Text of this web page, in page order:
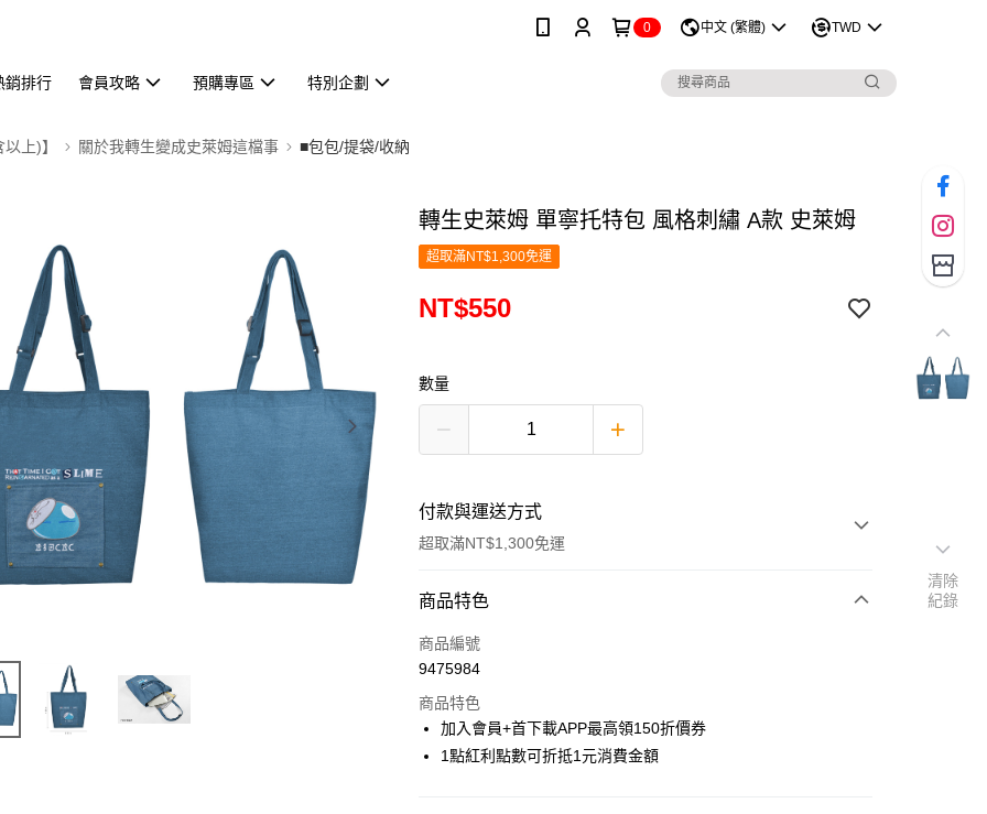
0 中文 (繁體) TWD
銷排行 會員攻略 預購專區 特別企劃
上)】 關於我轉生變成史萊姆這檔事 ■包包/提袋/收納
轉生史萊姆 單寧托特包 風格刺繡 A款 史萊姆
超取滿NT$1,300免運
NT$550
數量
付款與運送方式
超取滿NT$1,300免運
付款方式
信用卡一次付款
LINE Pay
Apple Pay
商品特色
商品編號
9475984
商品特色
加入會員+首下載APP最高領150折價券
1點紅利點數可折抵1元消費金額
清除
紀錄